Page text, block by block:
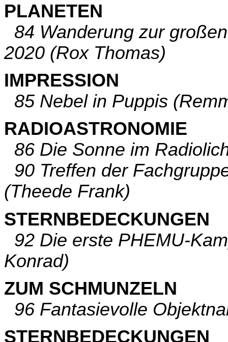
PLANETEN
84 Wanderung zur
2020 (Rox Thomas)
IMPRESSION
85 Nebel in Puppis
RADIOASTRONOMIE
86 Die Sonne im
90 Treffen der
(Theede Frank)
STERNBEDECKUNGEN
92 Die erste PHEMU-
Konrad)
ZUM SCHMUNZELN
96 Fantasievolle
STERNBEDECKUNGEN